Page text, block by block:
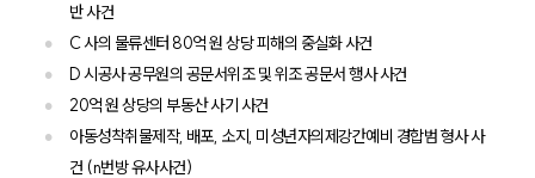
반 사건
C 사의 물류센터 80억 원 상당 피해의 중실화 사건
D 시공사 공무원의 공문서위조 및 위조 공문서 행사 사건
20억 원 상당의 부동산 사기 사건
아동성착취물제작, 배포, 소지, 미성년자의제강간예비 경합범 형사 사
건 (n번방 유사사건)